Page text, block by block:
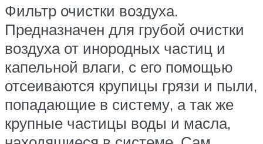
Фильтр очистки воздуха.
Предназначен для грубой очистки
воздуха от инородных частиц и
капельной влаги, с его помощью
отсеиваются крупицы грязи и пыли,
попадающие в систему, а так же
крупные частицы воды и масла,